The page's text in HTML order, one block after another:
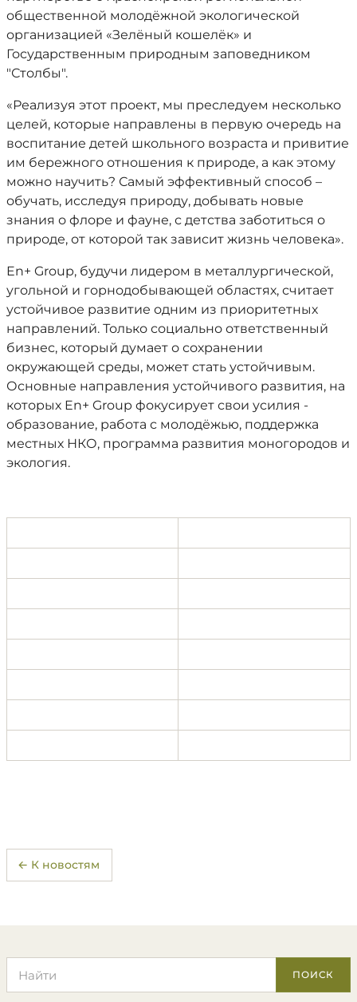
общественной молодёжной экологической
организацией «Зелёный кошелёк» и
Государственным природным заповедником
"Столбы".
«Реализуя этот проект, мы преследуем несколько
целей, которые направлены в первую очередь на
воспитание детей школьного возраста и привитие
им бережного отношения к природе, а как этому
можно научить? Самый эффективный способ –
обучать, исследуя природу, добывать новые
знания о флоре и фауне, с детства заботиться о
природе, от которой так зависит жизнь человека».
En+ Group, будучи лидером в металлургической,
угольной и горнодобывающей областях, считает
устойчивое развитие одним из приоритетных
направлений. Только социально ответственный
бизнес, который думает о сохранении
окружающей среды, может стать устойчивым.
Основные направления устойчивого развития, на
которых En+ Group фокусирует свои усилия -
образование, работа с молодёжью, поддержка
местных НКО, программа развития моногородов и
экология.
← К новостям
ПОИСК